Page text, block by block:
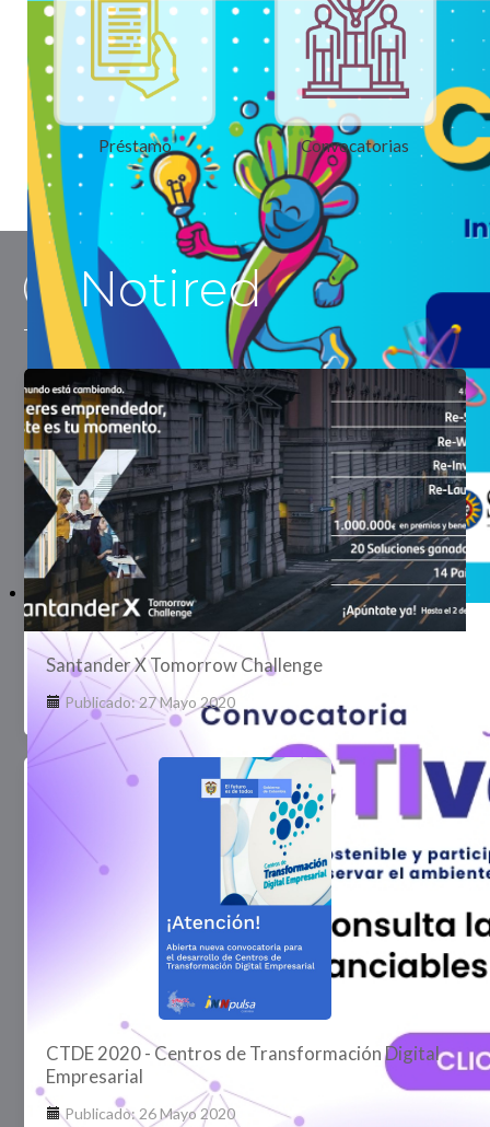
Préstamo Convocatorias
Notired
Santander X Tomorrow Challenge
Publicado: 27 Mayo 2020
CTDE 2020 - Centros de Transformación Digital
Empresarial
Publicado: 26 Mayo 2020